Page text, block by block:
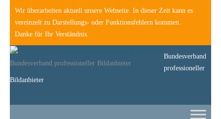
Wir überarbeiten aktuell unsere Webseite. In dieser Zeit kann es
vereinzelt zu Darstellungs- oder Funktionsfehlern kommen.
Danke für Ihr Verständnis.
Bundesverband professioneller Bildanbieter
Bundesverband
professioneller
Bildanbieter